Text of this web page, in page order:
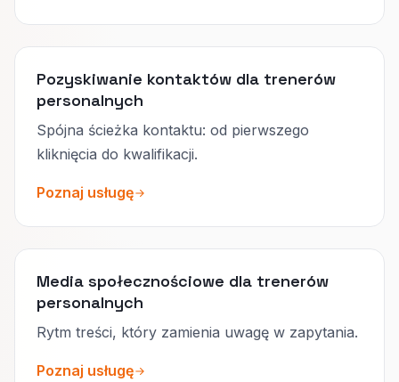
Pozyskiwanie kontaktów dla trenerów
personalnych
Spójna ścieżka kontaktu: od pierwszego
kliknięcia do kwalifikacji.
Poznaj usługę
Media społecznościowe dla trenerów
personalnych
Rytm treści, który zamienia uwagę w zapytania.
Poznaj usługę